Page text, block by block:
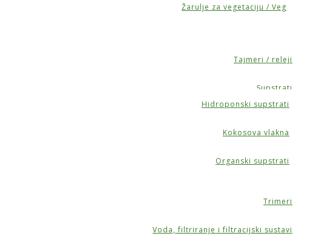
Žarulje za vegetaciju / Veg
Tajmeri / releji
Supstrati
Hidroponski supstrati
Kokosova vlakna
Organski supstrati
Trimeri
Voda, filtriranje i filtracijski sustavi